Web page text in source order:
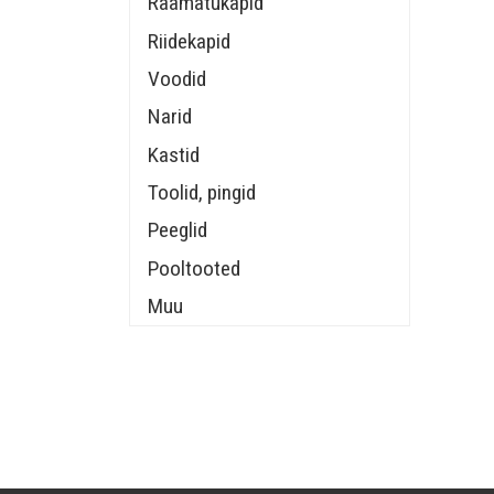
Riidekapid
Voodid
Narid
Kastid
Toolid, pingid
Peeglid
Pooltooted
Muu